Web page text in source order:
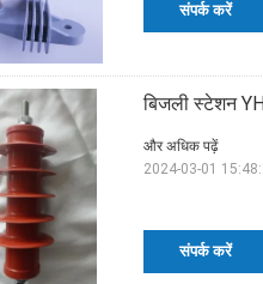
संपर्क करें
बिजली स्टेशन
संपर्क करें
और अधिक पढ़ें
2024-03-01